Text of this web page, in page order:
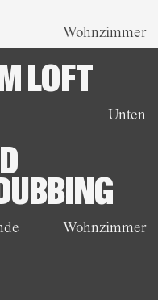
Wohnzimmer
LOFT
Unten
Wohnzimmer